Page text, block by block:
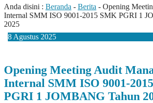
Anda disini : Beranda - Berita - Opening
Internal SMM ISO 9001-2015 SMK PGRI 1
2025
8 Agustus 2025
Opening Meeting Audit
Internal SMM ISO 9001-
PGRI 1 JOMBANG Tahun